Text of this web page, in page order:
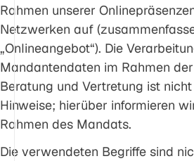
Rahmen unserer
Netzwerken auf
„Onlineangebot“). Die
Mandantendaten im Rahmen
Beratung und Vertretung ist
Hinweise; hierüber informieren
Rahmen des Mandats.
Die verwendeten Begriffe sind